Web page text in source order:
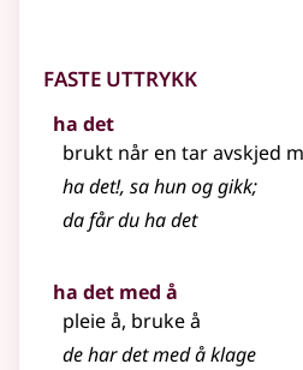
Faste uttrykk
ha det
brukt når en tar avskjed
ha det!, sa hun og gikk;
da får du ha det
ha det med å
pleie å, bruke å
de har det med å klage